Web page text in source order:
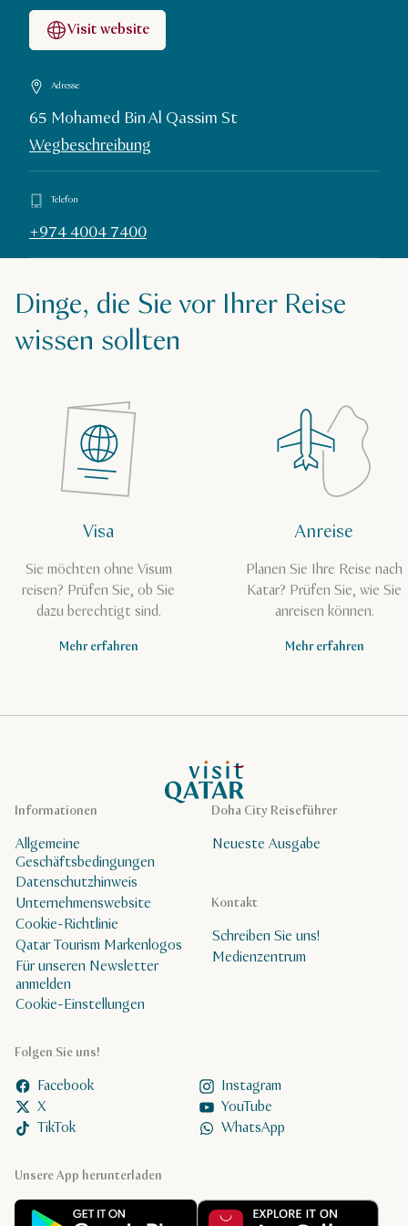
Visit website
Adresse
65 Mohamed Bin Al Qassim St
Wegbeschreibung
Telefon
+974 4004 7400
Dinge, die Sie vor Ihrer Reise
wissen sollten
Visa
Sie möchten ohne Visum
reisen? Prüfen Sie, ob Sie
dazu berechtigt sind.
Mehr erfahren
Anreise
Planen Sie Ihre Reise nach
Katar? Prüfen Sie, wie Sie
anreisen können.
Mehr erfahren
VisitQatar Homepage
Unsere App herunterladen
Doha City Reiseführer
Neueste Ausgabe
Folgen Sie uns!
Facebook
Instagram
X
YouTube
TikTok
WhatsApp
Kontakt
Schreiben Sie uns!
Medienzentrum
Informationen
Allgemeine
Geschäftsbedingungen
Datenschutzhinweis
Unternehmenswebsite
Cookie-Richtlinie
Qatar Tourism Markenlogos
Für unseren Newsletter
anmelden
Cookie-Einstellungen